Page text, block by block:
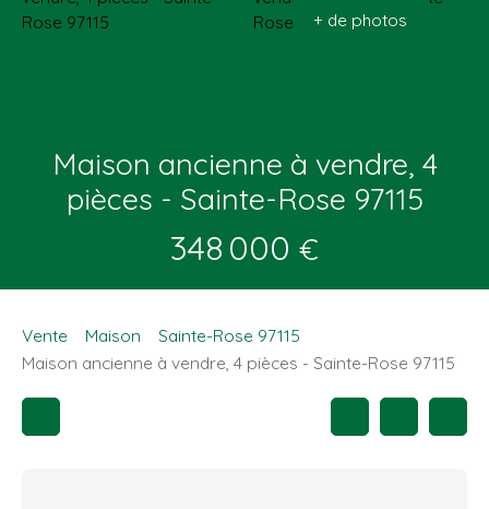
+ de photos
Maison ancienne à vendre, 4
pièces - Sainte-Rose 97115
348 000 €
Vente Maison
Sainte-Rose 97115
Maison ancienne à vendre, 4 pièces - Sainte-Rose 97115